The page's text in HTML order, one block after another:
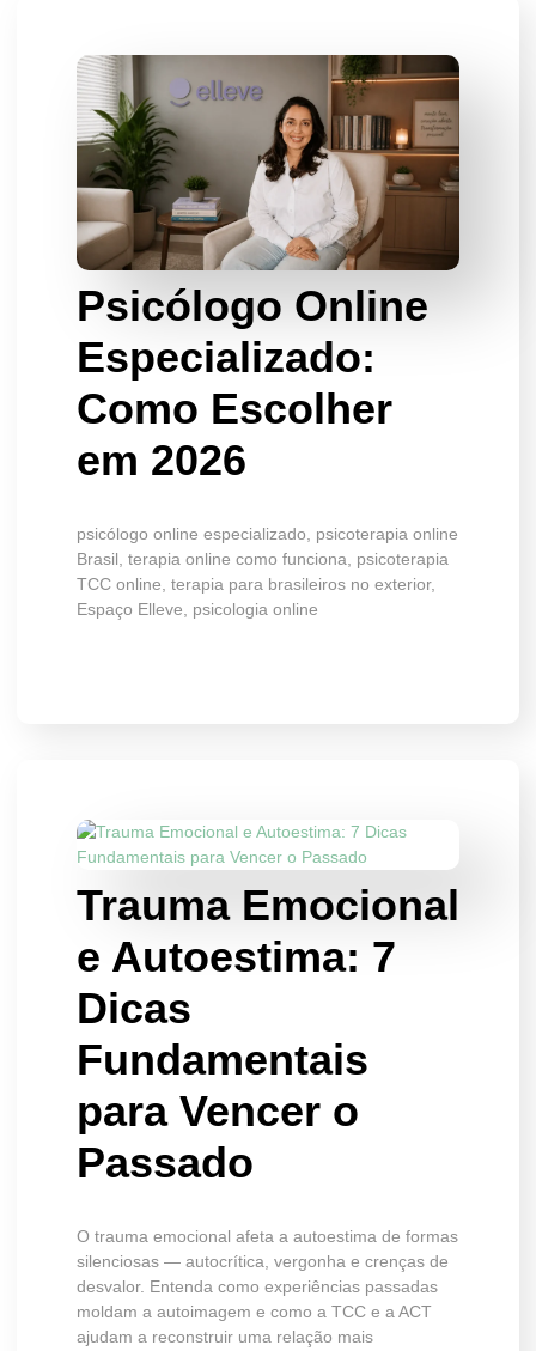
Psicólogo Online
Especializado:
Como Escolher
em 2026
psicólogo online especializado, psicoterapia online
Brasil, terapia online como funciona, psicoterapia
TCC online, terapia para brasileiros no exterior,
Espaço Elleve, psicologia online
Trauma Emocional
e Autoestima: 7
Dicas
Fundamentais
para Vencer o
Passado
O trauma emocional afeta a autoestima de formas
silenciosas — autocrítica, vergonha e crenças de
desvalor. Entenda como experiências passadas
moldam a autoimagem e como a TCC e a ACT
ajudam a reconstruir uma relação mais